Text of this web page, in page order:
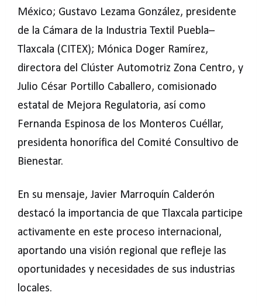
México; Gustavo Lezama González, presidente
de la Cámara de la Industria Textil Puebla–
Tlaxcala (CITEX); Mónica Doger Ramírez,
directora del Clúster Automotriz Zona Centro, y
Julio César Portillo Caballero, comisionado
estatal de Mejora Regulatoria, así como
Fernanda Espinosa de los Monteros Cuéllar,
presidenta honorífica del Comité Consultivo de
Bienestar.
En su mensaje, Javier Marroquín Calderón
destacó la importancia de que Tlaxcala participe
activamente en este proceso internacional,
aportando una visión regional que refleje las
oportunidades y necesidades de sus industrias
locales.